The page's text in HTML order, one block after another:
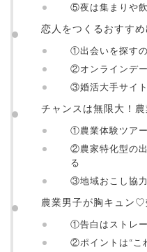
⑤夜は集まりや
恋人をつくるおすす
①出会いを探す
②オンラインデ
③婚活大手サイ
チャンスは無限大！
①農業体験ツア
②農家特化型の
る
③地域おこし協
農業男子が胸キュン
①告白はストレ
②ポイントは“こ